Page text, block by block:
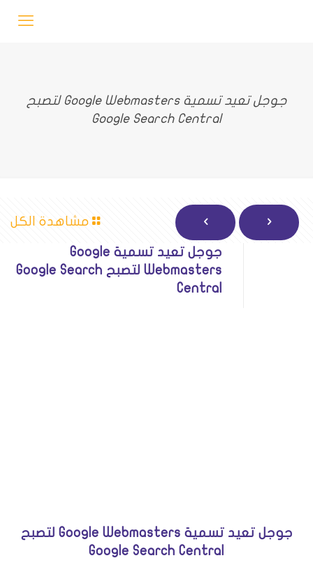
جوجل تعيد تسمية Google Webmasters لتصبح
Google Search Central
مشاهدة الكل
جوجل تعيد تسمية Google
Webmasters لتصبح Google Search
Central
جوجل تعيد تسمية Google Webmasters لتصبح
Google Search Central